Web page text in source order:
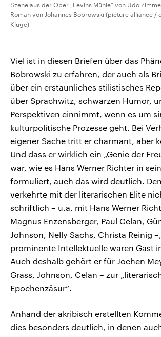
Szene aus der Oper „Levins Mühle“ von Udo
Roman von Johannes Bobrowski (picture alliance /
Kluge)
Viel ist in diesen Briefen über das
Bobrowski zu erfahren, der auch als
über ein erstaunliches stilistisches
über Sprachwitz, schwarzen Humor,
Perspektiven einnimmt, wenn es um
kulturpolitische Prozesse geht. Bei
eigener Sache tritt er charmant, aber
Und dass er wirklich ein „Genie der
war, wie es Hans Werner Richter in
formuliert, auch das wird deutlich.
verkehrte mit der literarischen Elite
schriftlich – u.a. mit Hans Werner
Magnus Enzensberger, Paul Celan,
Johnson, Nelly Sachs, Christa Reinig
prominente Intellektuelle waren Gast
Auch deshalb gehört er für Jochen
Grass, Johnson, Celan – zur
Epochenzäsur“.
Anhand der akribisch erstellten
dies besonders deutlich, in denen